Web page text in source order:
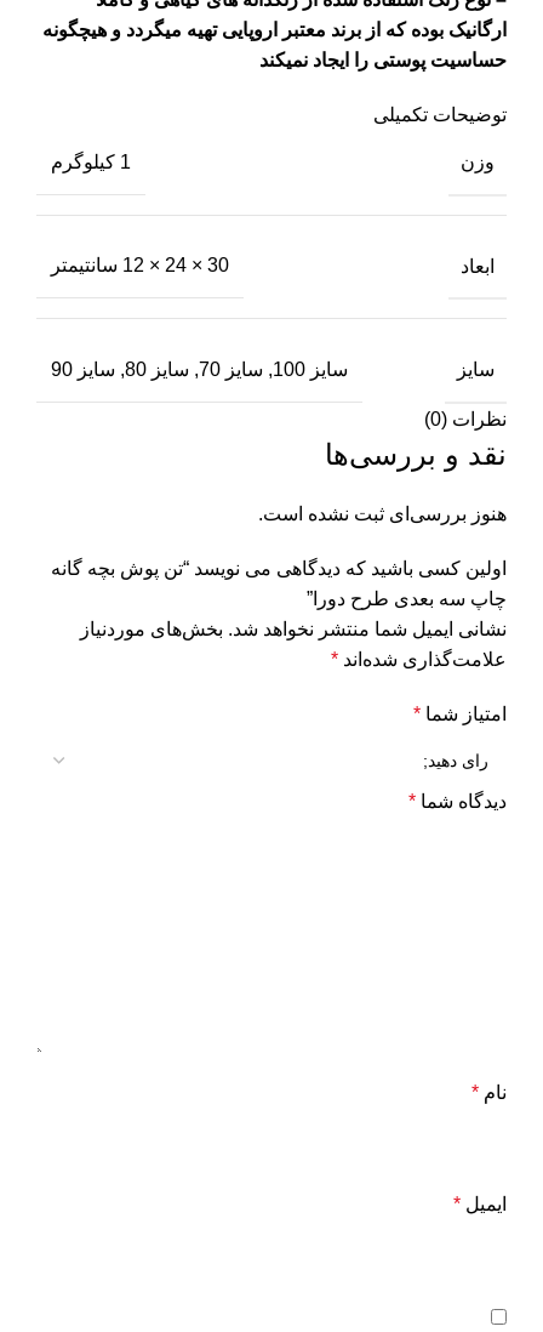
ارگانیک بوده که از برند معتبر اروپایی تهیه میگردد و هیچگونه
حساسیت پوستی را ایجاد نمیکند
توضیحات تکمیلی
وزن 1 کیلوگرم
ابعاد 30 × 24 × 12 سانتیمتر
سایز سایز 100, سایز 70, سایز 80, سایز 90
نظرات (0)
نقد و بررسی‌ها
هنوز بررسی‌ای ثبت نشده است.
اولین کسی باشید که دیدگاهی می نویسد “تن پوش بچه گانه
چاپ سه بعدی طرح دورا”
نشانی ایمیل شما منتشر نخواهد شد. بخش‌های موردنیاز
علامت‌گذاری شده‌اند *
امتیاز شما *
دیدگاه شما *
نام *
ایمیل *